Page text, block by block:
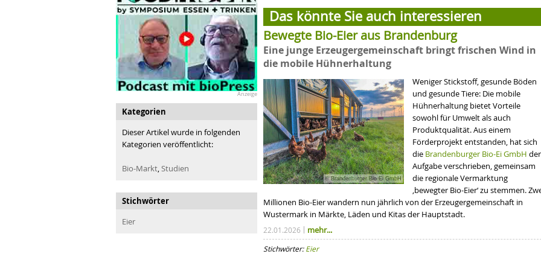
Anzeige
Kategorien
Dieser Artikel wurde in folgenden
Kategorien veröffentlicht:
Bio-Markt Studien
Stichwörter
Eier
Das könnte Sie auch interessieren
Bewegte Bio-Eier aus Brandenburg
Eine junge Erzeugergemeinschaft bringt frischen Wind in
die mobile Hühnerhaltung
© Brandenburger Bio-Ei GmbH
Weniger Stickstoff, gesunde Böden
und gesunde Tiere: Die mobile
Hühnerhaltung bietet Vorteile
sowohl für Umwelt als auch
Produktqualität. Aus einem
Förderprojekt entstanden, hat sich
die Brandenburger Bio-Ei GmbH der
Aufgabe verschrieben, gemeinsam
die regionale Vermarktung
‚bewegter Bio-Eier‘ zu stemmen.
Millionen Bio-Eier wandern nun jährlich von der Erzeugergemeinschaft in
Wustermark in Märkte, Läden und Kitas der Hauptstadt.
22.01.2026 mehr...
Stichwörter:Eier